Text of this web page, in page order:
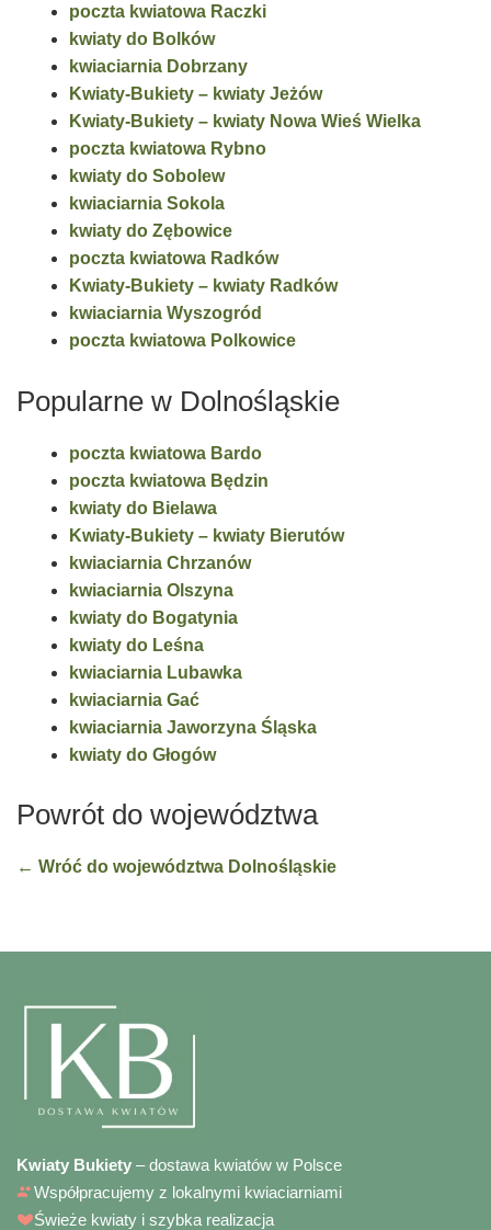
poczta kwiatowa Raczki
kwiaty do Bolków
kwiaciarnia Dobrzany
Kwiaty-Bukiety – kwiaty Jeżów
Kwiaty-Bukiety – kwiaty Nowa Wieś Wielka
poczta kwiatowa Rybno
kwiaty do Sobolew
kwiaciarnia Sokola
kwiaty do Zębowice
poczta kwiatowa Radków
Kwiaty-Bukiety – kwiaty Radków
kwiaciarnia Wyszogród
poczta kwiatowa Polkowice
Popularne w Dolnośląskie
poczta kwiatowa Bardo
poczta kwiatowa Będzin
kwiaty do Bielawa
Kwiaty-Bukiety – kwiaty Bierutów
kwiaciarnia Chrzanów
kwiaciarnia Olszyna
kwiaty do Bogatynia
kwiaty do Leśna
kwiaciarnia Lubawka
kwiaciarnia Gać
kwiaciarnia Jaworzyna Śląska
kwiaty do Głogów
Powrót do województwa
← Wróć do województwa Dolnośląskie
Kwiaty Bukiety – dostawa kwiatów w Polsce
Współpracujemy z lokalnymi kwiaciarniami
Świeże kwiaty i szybka realizacja